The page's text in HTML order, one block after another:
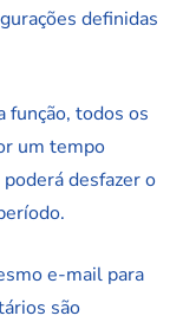
definidas
função, todos os
um tempo
desfazer o
e-mail para
são